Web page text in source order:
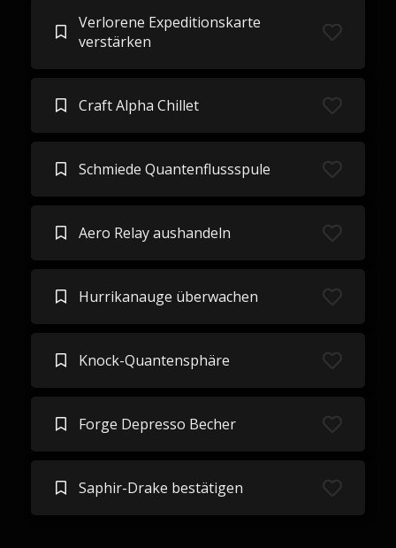
Verlorene Expeditionskarte
verstärken
Craft Alpha Chillet
Schmiede Quantenflussspule
Aero Relay aushandeln
Hurrikanauge überwachen
Knock-Quantensphäre
Forge Depresso Becher
Saphir-Drake bestätigen